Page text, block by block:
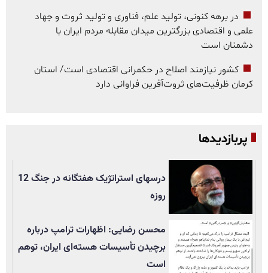
در برهه کنونی، تولید علم، فناوری و تولید ثروت و جهاد
علمی و اقتصادی بزرگترین میدان مقابله مردم ایران با
دشمنان است
کشور نیازمند اصلاح در حکمرانی اقتصادی است/ استان
کرمان ظرفیت‌های ثروت‌آفرین فراوانی دارد
پربازدیدها
درسهای استراتژیک هفتگانه در جنگ 12
روزه
محسن رضایی: اظهارات ترامپ درباره
برچیدن تأسيسات هسته‌ای ایران، توهم
است